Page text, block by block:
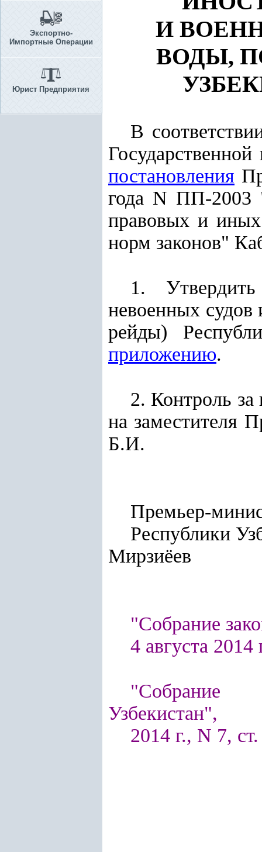
Экспортно-
Импортные Операции
Юрист Предприятия
И
ВОДЫ,
В
постановления
года N ПП-2003
правовых и
норм законов"
1.
невоенных судов
рейды)
приложению.
2. Контроль за
на заместителя
Б.И.
Премьер-
Мирзиёев
"Собрание
4 августа 2014
"Собрание
Узбекистан",
2014 г., N 7,